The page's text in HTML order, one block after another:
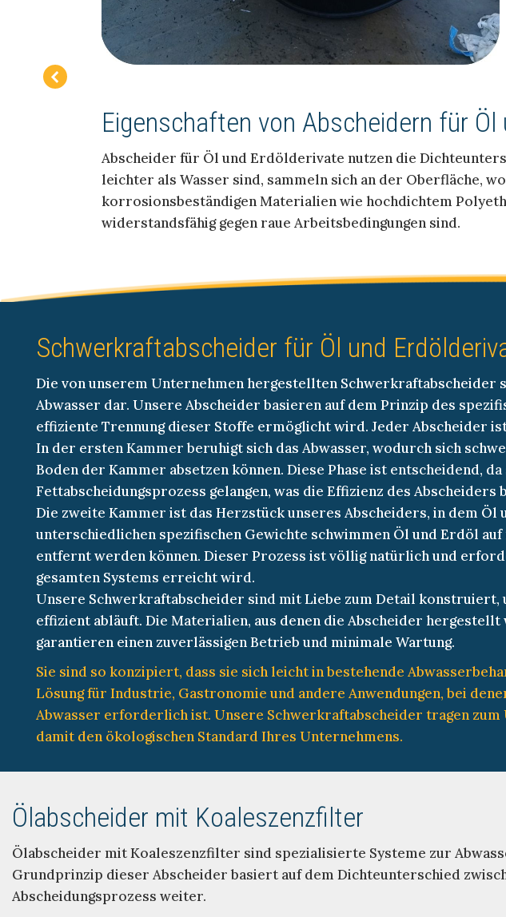
Eigenschaften von Abscheidern für
Abscheider für Öl und Erdölderivate nutzen die
leichter als Wasser sind, sammeln sich an der Oberfläche,
korrosionsbeständigen Materialien wie hochdichtem
widerstandsfähig gegen raue Arbeitsbedingungen sind.
Schwerkraftabscheider für Öl und
Die von unserem Unternehmen hergestellten Schwerkraftabscheider
Abwasser dar. Unsere Abscheider basieren auf dem Prinzip des
effiziente Trennung dieser Stoffe ermöglicht wird. Jeder Abscheider
In der ersten Kammer beruhigt sich das Abwasser, wodurch sich
Boden der Kammer absetzen können. Diese Phase ist entscheidend,
Fettabscheidungsprozess gelangen, was die Effizienz des Abscheiders
Die zweite Kammer ist das Herzstück unseres Abscheiders, in dem
unterschiedlichen spezifischen Gewichte schwimmen Öl und Erdöl
entfernt werden können. Dieser Prozess ist völlig natürlich und
gesamten Systems erreicht wird.
Unsere Schwerkraftabscheider sind mit Liebe zum Detail
effizient abläuft. Die Materialien, aus denen die Abscheider
garantieren einen zuverlässigen Betrieb und minimale Wartung.
Sie sind so konzipiert, dass sie sich leicht in bestehende
Lösung für Industrie, Gastronomie und andere Anwendungen, bei
Abwasser erforderlich ist. Unsere Schwerkraftabscheider tragen
damit den ökologischen Standard Ihres Unternehmens.
Ölabscheider mit Koaleszenzfilter
Ölabscheider mit Koaleszenzfilter sind spezialisierte Systeme zur
Grundprinzip dieser Abscheider basiert auf dem Dichteunterschied
Abscheidungsprozess weiter.